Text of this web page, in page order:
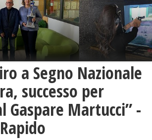
a Segno Nazionale
successo per
Gaspare Martucci” -